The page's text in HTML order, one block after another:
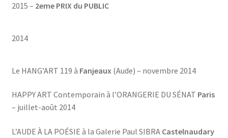
2015 – 2eme PRIX du PUBLIC
2014
Le HANG’ART 119 à Fanjeaux (Aude) – novembre 2014
HAPPY ART Contemporain à l’ORANGERIE DU SÉNAT Paris
– juillet-août 2014
L’AUDE À LA POÉSIE à la Galerie Paul SIBRA Castelnaudary